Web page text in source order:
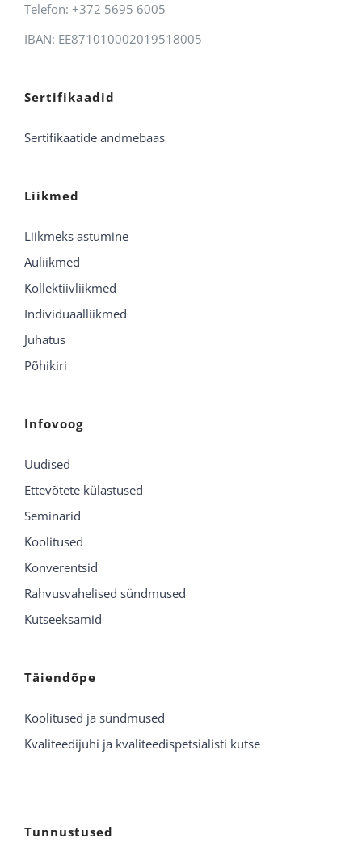
Telefon: +372 5695 6005
IBAN: EE871010002019518005
Sertifikaadid
Sertifikaatide andmebaas
Liikmed
Liikmeks astumine
Auliikmed
Kollektiivliikmed
Individuaalliikmed
Juhatus
Põhikiri
Infovoog
Uudised
Ettevõtete külastused
Seminarid
Koolitused
Konverentsid
Rahvusvahelised sündmused
Kutseeksamid
Täiendõpe
Koolitused ja sündmused
Kvaliteedijuhi ja kvaliteedispetsialisti kutse
Tunnustused